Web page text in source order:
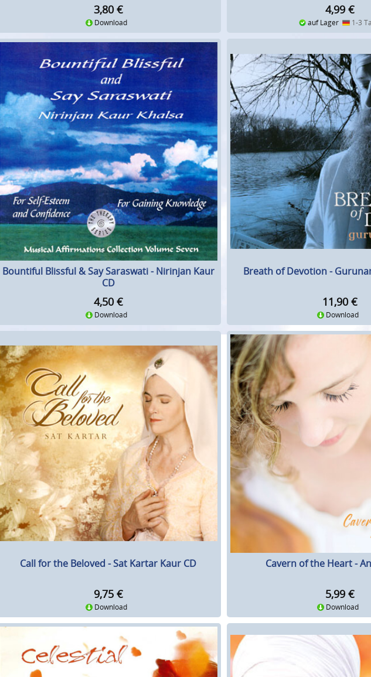
3,80 €
Download
4,99 €
auf Lager 1-3
Bountiful Blissful & Say Saraswati - Nirinjan Kaur
CD
4,50 €
Download
Breath of Devotion -
11,90 €
Download
Call for the Beloved - Sat Kartar Kaur CD
9,75 €
Download
Cavern of the Heart -
5,99 €
Download